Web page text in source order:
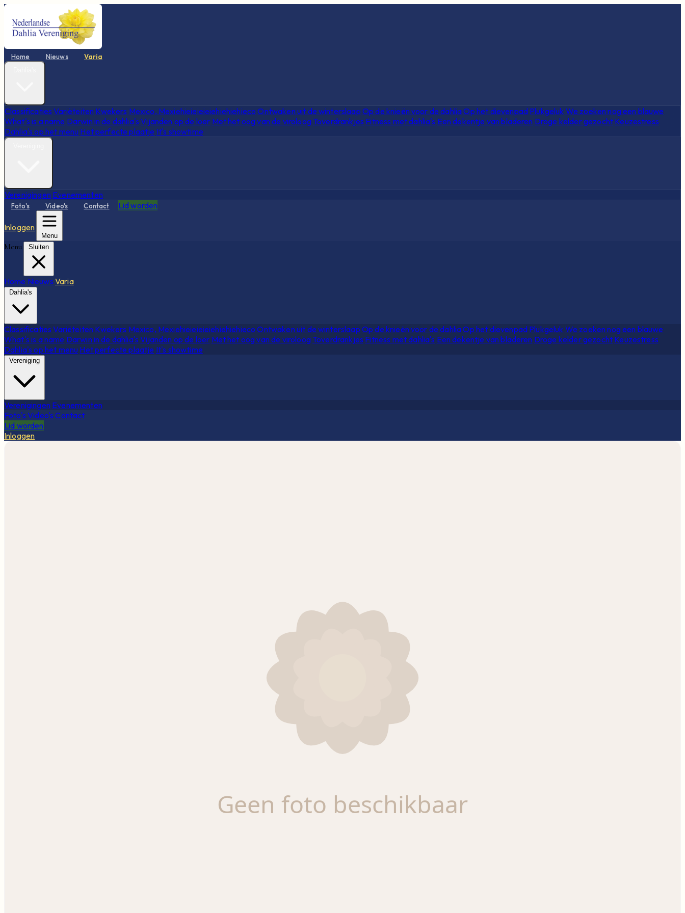
Home Nieuws Varia
Classificaties Variëteiten Kwekers Mexico, Mexiehieieieieiehiehiehieco Ontwaken uit de winterslaap Op de knieën voor de dahliaOp het dievenpad Plukgeluk We zoeken nog een blauwe
What's is a name Darwin in de dahlia's Vijanden op de loer Met het oog van de viroloog Toverdrankjes Fitness met dahlia's Een dekentje van bladeren Droge kelder gezocht Keuzestress
Dahlia's op het menu Het perfecte plaatje It's showtime
Verenigingen Evenementen
Foto's Video's Contact Lid worden
Inloggen
Menu
Menu Sluiten
Home Nieuws Varia
Dahlia's
Classificaties Variëteiten Kwekers Mexico, Mexiehieieieieiehiehiehieco Ontwaken uit de winterslaap Op de knieën voor de dahliaOp het dievenpad Plukgeluk We zoeken nog een blauwe
What's is a name Darwin in de dahlia's Vijanden op de loer Met het oog van de viroloog Toverdrankjes Fitness met dahlia's Een dekentje van bladeren Droge kelder gezocht Keuzestress
Dahlia's op het menu Het perfecte plaatje It's showtime
Vereniging
Verenigingen Evenementen
Foto's Video's Contact
Lid worden
Inloggen